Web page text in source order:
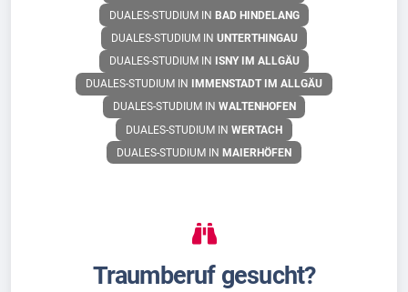
DUALES-STUDIUM IN BAD HINDELANG
DUALES-STUDIUM IN UNTERTHINGAU
DUALES-STUDIUM IN
ISNY IM ALLGÄU
DUALES-STUDIUM IN
IMMENSTADT IM ALLGÄU
DUALES-STUDIUM IN WALTENHOFEN
DUALES-STUDIUM IN WERTACH
DUALES-STUDIUM IN MAIERHÖFEN
Traumberuf gesucht?